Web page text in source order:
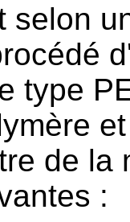
selon
type
de la
: